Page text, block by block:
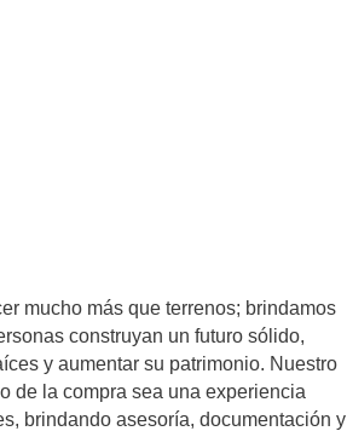
mucho más que terrenos; brindamos
construyan un futuro sólido,
y aumentar su patrimonio. Nuestro
de la compra sea una experiencia
brindando asesoría, documentación y